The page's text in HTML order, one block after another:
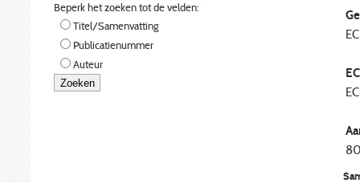
Beperk het zoeken tot de velden:
Titel/Samenvatting
Publicatienummer
Auteur